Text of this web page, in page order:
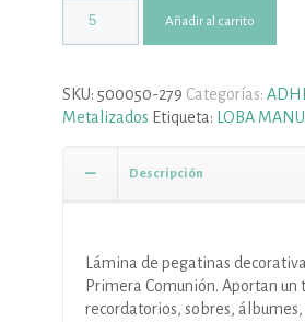
Añadir al carrito
SKU: 500050-279 Categorías:
Metalizados Etiqueta: LOBA
Descripción
Lámina de pegatinas
Primera Comunión. Aportan
recordatorios, sobres,